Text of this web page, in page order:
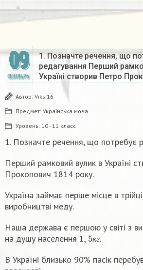
09
СЕНТЯБРЬ
1. Позначте речення, що
редагування Перший
Україні створив Петро
Автор: Viksi16
Предмет: Українська мова
Уровень: 10 - 11 класс
1. Позначте речення, що потребує
Перший рамковий вулик в Україні
Прокопович 1814 року.
Україна займає перше місце в трійці
виробництві меду.
Наша держава є першою у світі з
на душу населення
кг
1,5кг.
В Україні близько 90% пасік